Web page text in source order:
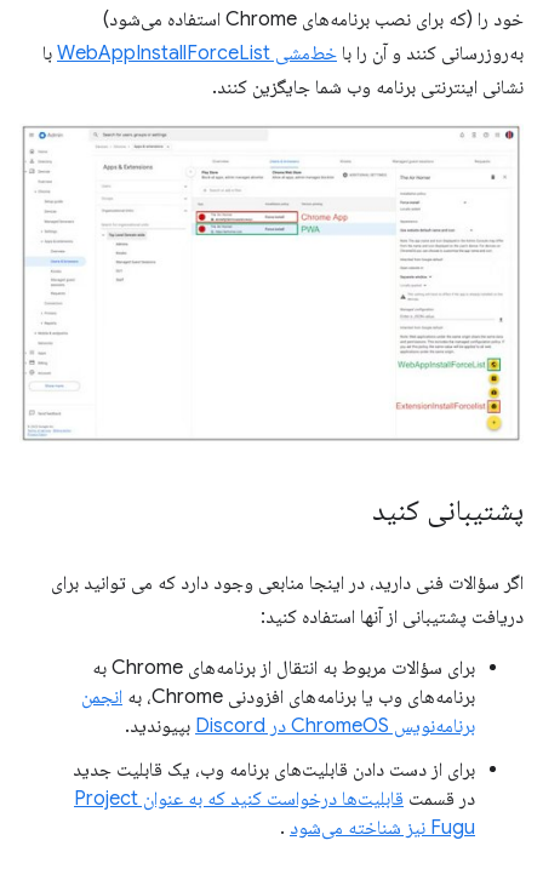
خود را (که برای نصب برنامه‌های Chrome استفاده می‌شود)
به‌روزرسانی کنند و آن را با خط‌مشی WebAppInstallForceList
با
نشانی اینترنتی برنامه وب شما جایگزین کنند.
پشتیبانی کنید
اگر سؤالات فنی دارید، در اینجا منابعی وجود دارد که می توانید برای
دریافت پشتیبانی از آنها استفاده کنید:
برای سؤالات مربوط به انتقال از برنامه‌های Chrome به
برنامه‌های وب یا برنامه‌های افزودنی Chrome، به
انجمن
برنامه‌نویس ChromeOS در Discord
بپیوندید.
برای از دست دادن قابلیت‌های برنامه وب، یک قابلیت جدید
در قسمت
قابلیت‌ها درخواست کنید که به عنوان Project
Fugu نیز شناخته می‌شود
.